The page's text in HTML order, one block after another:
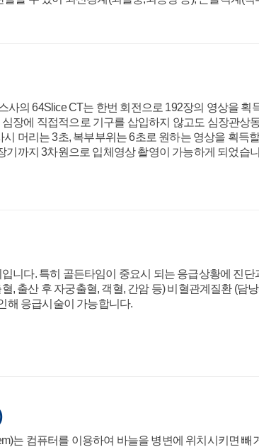
의 64Slice CT는 한번 회전으로 192장의 영상을 획
장에 직접적으로 기구를 삽입하지 않고도 심장관상
머리는 3초, 복부부위는 6초로 원하는 영상을 획득
기까지 3차원으로 입체영상 촬영이 가능하게 되었습
니다. 특히 골든타임이 중요시 되는 응급상황에 진
, 출산 후 자궁출혈, 객혈, 간암 등) 비혈관계질환 (담
해 응급시술이 가능합니다.
는 컴퓨터를 이용하여 바늘을 병변에 위치시키면